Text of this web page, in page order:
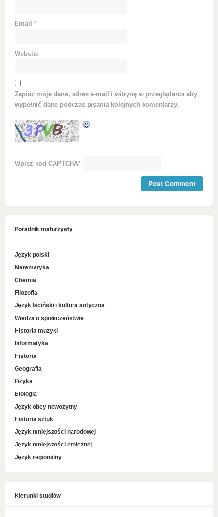
Email *
Website
Zapisz moje dane, adres e-mail i witrynę w przeglądarce aby
wypełnić dane podczas pisania kolejnych komentarzy.
Wpisz kod CAPTCHA*
Poradnik maturzysty
Język polski
Matematyka
Chemia
Filozofia
Język łaciński i kultura antyczna
Wiedza o społeczeństwie
Historia muzyki
Informatyka
Historia
Geografia
Fizyka
Biologia
Język obcy nowożytny
Historia sztuki
Język mniejszości narodowej
Język mniejszości etnicznej
Język regionalny
Kierunki studiów